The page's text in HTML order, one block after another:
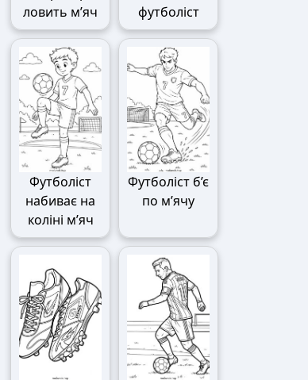
ловить м’яч
футболіст
Футболіст
набиває на
коліні м’яч
Футболіст б’є
по м’ячу